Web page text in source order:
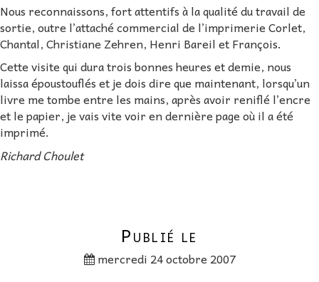
Nous reconnaissons, fort attentifs à la qualité du travail de
sortie, outre l’attaché commercial de l’imprimerie Corlet,
Chantal, Christiane Zehren, Henri Bareil et François.
Cette visite qui dura trois bonnes heures et demie, nous
laissa époustouflés et je dois dire que maintenant, lorsqu’un
livre me tombe entre les mains, après avoir reniflé l’encre
et le papier, je vais vite voir en dernière page où il a été
imprimé.
Richard Choulet
Publié le
mercredi 24 octobre 2007